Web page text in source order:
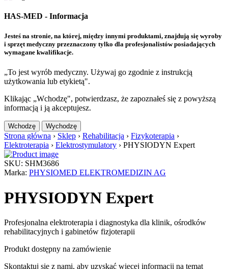
HAS-MED - Informacja
Jesteś na stronie, na której, między innymi produktami, znajdują się wyroby
i sprzęt medyczny przeznaczony tylko dla profesjonalistów posiadających
wymagane kwalifikacje.
„To jest wyrób medyczny. Używaj go zgodnie z instrukcją
użytkowania lub etykietą".
Klikając „Wchodzę", potwierdzasz, że zapoznałeś się z powyższą
informacją i ją akceptujesz.
Wchodzę Wychodzę
Strona główna › Sklep › Rehabilitacja › Fizykoterapia ›
Elektroterapia › Elektrostymulatory › PHYSIODYN Expert
SKU: SHM3686
Marka: PHYSIOMED ELEKTROMEDIZIN AG
PHYSIODYN Expert
Profesjonalna elektroterapia i diagnostyka dla klinik, ośrodków
rehabilitacyjnych i gabinetów fizjoterapii
Produkt dostępny na zamówienie
Skontaktuj się z nami, aby uzyskać więcej informacji na temat